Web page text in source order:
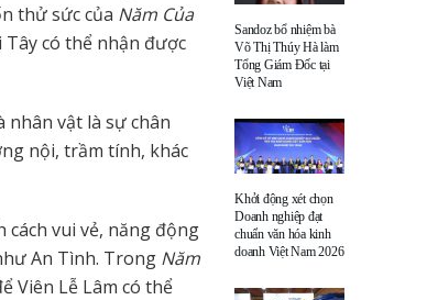
thử sức của Năm Của
Tây có thể nhận được
nhân vật là sự chân
nội, trầm tính, khác
cách vui vẻ, năng động
An Tình. Trong Năm
Viên Lễ Lâm có thể
Sandoz bổ nhiệm bà
Võ Thị Thúy Hà làm
Tổng Giám Đốc tại
Việt Nam
Khởi động xét chọn
Doanh nghiệp đạt
chuẩn văn hóa kinh
doanh Việt Nam 2026